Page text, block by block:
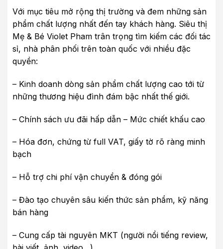
Với mục tiêu mở rộng thị trường và đem những sản
phẩm chất lượng nhất đến tay khách hàng. Siêu thị
Mẹ & Bé Violet Pham trân trọng tìm kiếm các đối tác
sỉ, nhà phân phối trên toàn quốc với nhiều đặc
quyền:
– Kinh doanh dòng sản phẩm chất lượng cao tới từ
những thương hiệu đình đám bậc nhất thế giới.
– Chính sách ưu đãi hấp dẫn – Mức chiết khấu cao
– Hóa đơn, chứng từ full VAT, giấy tờ rõ ràng minh
bạch
– Hỗ trợ chi phí vận chuyển & đóng gói
– Đào tạo chuyên sâu kiến thức sản phẩm, kỹ năng
bán hàng
– Cung cấp tài nguyên MKT (người nổi tiếng review,